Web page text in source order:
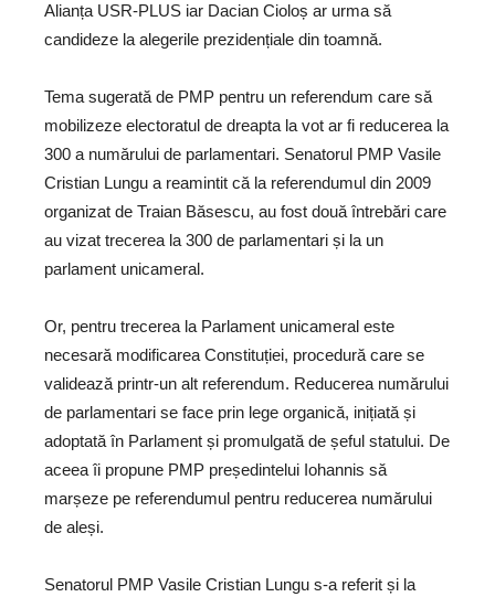
Alianța USR-PLUS iar Dacian Cioloș ar urma să
candideze la alegerile prezidențiale din toamnă.
Tema sugerată de PMP pentru un referendum care să
mobilizeze electoratul de dreapta la vot ar fi reducerea la
300 a numărului de parlamentari. Senatorul PMP Vasile
Cristian Lungu a reamintit că la referendumul din 2009
organizat de Traian Băsescu, au fost două întrebări care
au vizat trecerea la 300 de parlamentari și la un
parlament unicameral.
Or, pentru trecerea la Parlament unicameral este
necesară modificarea Constituției, procedură care se
validează printr-un alt referendum. Reducerea numărului
de parlamentari se face prin lege organică, inițiată și
adoptată în Parlament și promulgată de șeful statului. De
aceea îi propune PMP președintelui Iohannis să
marșeze pe referendumul pentru reducerea numărului
de aleși.
Senatorul PMP Vasile Cristian Lungu s-a referit și la